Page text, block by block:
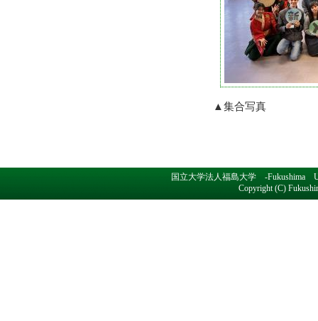
▲集合写真
国立大学法人福島大学 -Fukushima
Copyright (C)